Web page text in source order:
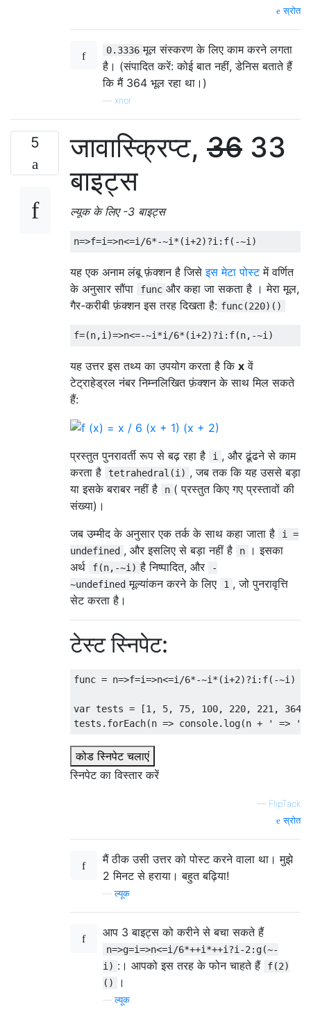
स्रोत
0.3336 मूल संस्करण के लिए काम करने लगता
है। (संपादित करें: कोई बात नहीं, डेनिस बताते हैं
कि मैं 364 भूल रहा था।)
xnor
5 जावास्क्रिप्ट, 36 33
बाइट्स
ल्यूक के लिए -3 बाइट्स
n=>f=i=>n<=i /6*-~i *(i+2)?i : f(-~i )
यह एक अनाम लंबू फ़ंक्शन है जिसेइस मेटा पोस्टमें वर्णित
के अनुसार सौंपा
func और कहा जा सकता है । मेरा मूल,
गैर-करीबी फ़ंक्शन इस तरह दिखता है: func(220)()
f=(n,i )=>n<=-~i *i /6*(i+2)?i : f(n,-~i )
यह उत्तर इस तथ्य का उपयोग करता है कि x वें
टेट्राहेड्रल नंबर निम्नलिखित फ़ंक्शन के साथ मिल सकते
हैं:
प्रस्तुत पुनरावर्ती रूप से बढ़ रहा है i , और ढूंढने से काम
करता है
tetrahedral(i) , जब तक कि यह उससे बड़ा
या इसके बराबर नहीं है
n ( प्रस्तुत किए गए प्रस्तावों की
संख्या)।
जब उम्मीद के अनुसार एक तर्क के साथ कहा जाता है
i =
undefined , और इसलिए से बड़ा नहीं है n
। इसका
अर्थ
f(n,-~i) है निष्पादित, और
-
~undefined मूल्यांकन करने के लिए 1 , जो पुनरावृत्ति
सेट करता है।
टेस्ट स्निपेट:
func = n=>f=i=>n<=i/6*-~i*(i+2)?i: f(-~i)
var tests = [1, 5, 75, 100, 220, 221, 364
tests . forEach(n => console. log(n + ' => '
कोड स्निपेट चलाएं
स्निपेट का विस्तार करें
— FlipTack
स्रोत
मैं ठीक उसी उत्तर को पोस्ट करने वाला था। मुझे
2 मिनट से हराया। बहुत बढ़िया!
—ल्यूक
आप 3 बाइट्स को करीने से बचा सकते हैं
n=>g=i=>n<=i/6*++i*++i?i-2:g(~-
i) :। आपको इस तरह के फोन चाहते हैं
f(2)
()
।
—ल्यूक